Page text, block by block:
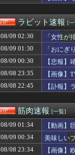
左ハンドル車のデメリ
【驚愕】風俗嬢「あと
【衝撃】ケニアのスイ
大食いインフルエンサ
【画像】ソープ嬢「私
【朗報】SES10年目で
【悲報】ワイのスニー
【画像】でか胸ヤンキ
【徹底議論】漫画史上
【朗報】メンヘラ女の
【悲報】瀬戸環奈がス
【画像】つるの剛士「
堀大輔「にこにこ」筋
ジムのランニングマシ
【画像】こんなに爆乳
ラビット速報 [
08/09 02:30
「女性が
08/09 01:30
「おにぎ
08/09 00:30
【悲報】
08/08 23:35
【画像】
08/08 22:45
【訃報
筋肉速報 [一覧]
08/09 01:34
【動画】
08/09 00:34
美味しい
08/08 23:34
【画像】